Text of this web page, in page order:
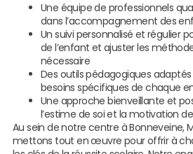
Une équipe de professionnels
dans l’accompagnement des
Un suivi personnalisé et régulier
de l’enfant et ajuster les
nécessaire
Des outils pédagogiques
besoins spécifiques de chaque
Une approche bienveillante et
l’estime de soi et la motivation
Au sein de notre centre à Bonneveine,
mettons tout en œuvre pour offrir à